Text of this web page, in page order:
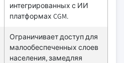
интегрированных с ИИ
платформах CGM.
Ограничивает доступ для
малообеспеченных слоев
населения, замедляя